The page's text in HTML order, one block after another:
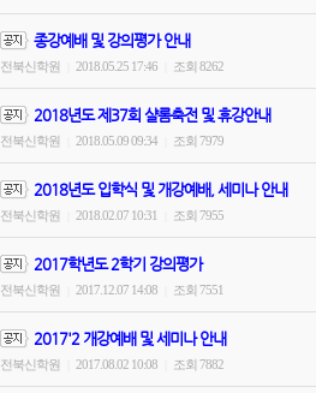
종강예배 및 강의평가 안내
전북신학원 2018.05.25 17:46 조회 8262
2018년도 제37회 샬롬축전 및 휴강안내
전북신학원 2018.05.09 09:34 조회 7979
2018년도 입학식 및 개강예배, 세미나 안내
전북신학원 2018.02.07 10:31 조회 7955
2017학년도 2학기 강의평가
전북신학원 2017.12.07 14:08 조회 7551
2017'2 개강예배 및 세미나 안내
전북신학원 2017.08.02 10:08 조회 7882